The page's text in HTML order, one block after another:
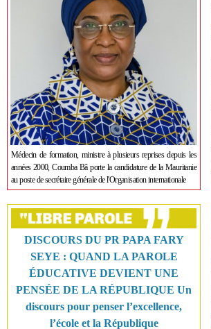
Médecin de formation, ministre à plusieurs reprises depuis les
années 2000, Coumba Bâ porte la candidature de la Mauritanie
au poste de secrétaire générale de l'Organisation internationale
DISCOURS DU PR PAPA FARY
SEYE : QUAND LA PAROLE
ÉDUCATIVE DEVIENT UNE
PENSÉE DE LA RÉPUBLIQUE Un
discours pour penser l’excellence,
l’école et la République